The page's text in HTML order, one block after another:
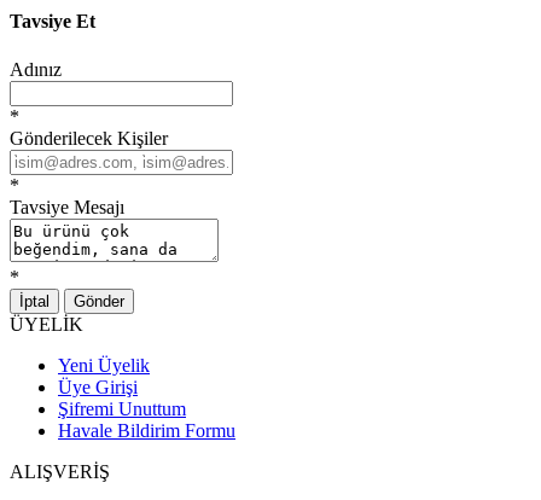
Tavsiye Et
Adınız
*
Gönderilecek Kişiler
*
Tavsiye Mesajı
*
İptal Gönder
ÜYELİK
Yeni Üyelik
Üye Girişi
Şifremi Unuttum
Havale Bildirim Formu
ALIŞVERİŞ